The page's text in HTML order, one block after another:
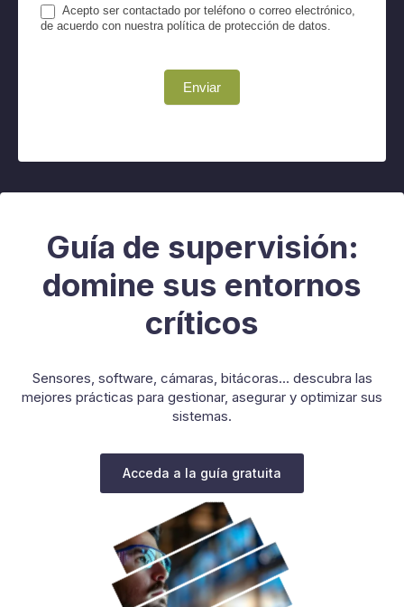
Acepto ser contactado por teléfono o correo electrónico,
de acuerdo con nuestra política de protección de datos.
Enviar
Guía de supervisión:
domine sus entornos
críticos
Sensores, software, cámaras, bitácoras... descubra las
mejores prácticas para gestionar, asegurar y optimizar sus
sistemas.
Acceda a la guía gratuita